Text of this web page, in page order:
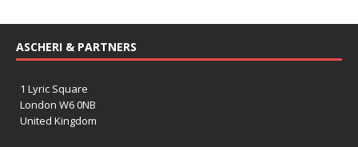
ASCHERI & PARTNERS
1 Lyric Square
London W6 0NB
United Kingdom